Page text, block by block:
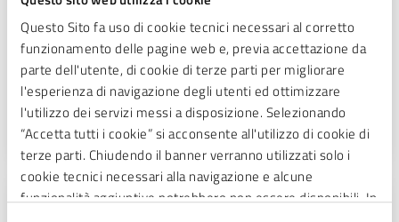
Questo Sito fa uso di cookie tecnici necessari al corretto
funzionamento delle pagine web e, previa accettazione da
parte dell'utente, di cookie di terze parti per migliorare
l'esperienza di navigazione degli utenti ed ottimizzare
l'utilizzo dei servizi messi a disposizione. Selezionando
“Accetta tutti i cookie” si acconsente all'utilizzo di cookie di
terze parti. Chiudendo il banner verranno utilizzati solo i
cookie tecnici necessari alla navigazione e alcune
funzionalità aggiuntive potrebbero non essere disponibili. In
Regolamento per l’applicazione
dell’imposta di soggiorno e tariffe
Consulta il regolamento per l'applicazione dell'imposta
di soggiorno e le tariffe.
REGOLAMENTI